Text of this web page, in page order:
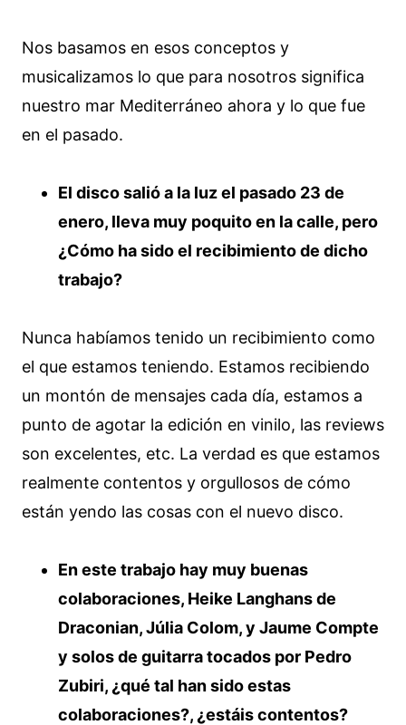
Nos basamos en esos conceptos y
musicalizamos lo que para nosotros significa
nuestro mar Mediterráneo ahora y lo que fue
en el pasado.
El disco salió a la luz el pasado 23 de
enero, lleva muy poquito en la calle, pero
¿Cómo ha sido el recibimiento de dicho
trabajo?
Nunca habíamos tenido un recibimiento como
el que estamos teniendo. Estamos recibiendo
un montón de mensajes cada día, estamos a
punto de agotar la edición en vinilo, las reviews
son excelentes, etc. La verdad es que estamos
realmente contentos y orgullosos de cómo
están yendo las cosas con el nuevo disco.
En este trabajo hay muy buenas
colaboraciones, Heike Langhans de
Draconian, Júlia Colom, y Jaume Compte
y solos de guitarra tocados por Pedro
Zubiri, ¿qué tal han sido estas
colaboraciones?, ¿estáis contentos?